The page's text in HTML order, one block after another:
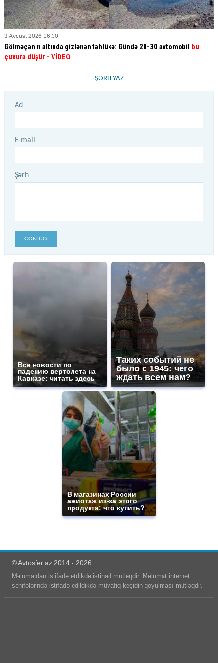
3 Avqust 2026 16:30
Gölməçənin altında gizlənən təhlükə: Gündə 20-30 avtomobil bu
çuxura düşür - VİDEO
ŞƏRH YAZ
Ad
E-mail
Şərh
GÖNDƏR
Все новости по
падению вертолета на
Кавказе: читать здесь
Таких событий не
было с 1945: чего
ждать всем нам?
В магазинах России
ажиотаж из-за этого
продукта: что купить?
© Avtosfer.az 2014 - 2026
Məlumatdan istifadə etdikdə istinad mütləqdir. Məlumat internet
səhifələrində istifadə edildikdə müvafiq keçidin qoyulması mütləqdir.